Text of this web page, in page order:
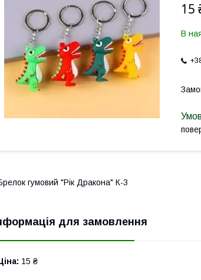
15
В
гумовий "Рік Дракона" К-3
для замовлення
15 ₴